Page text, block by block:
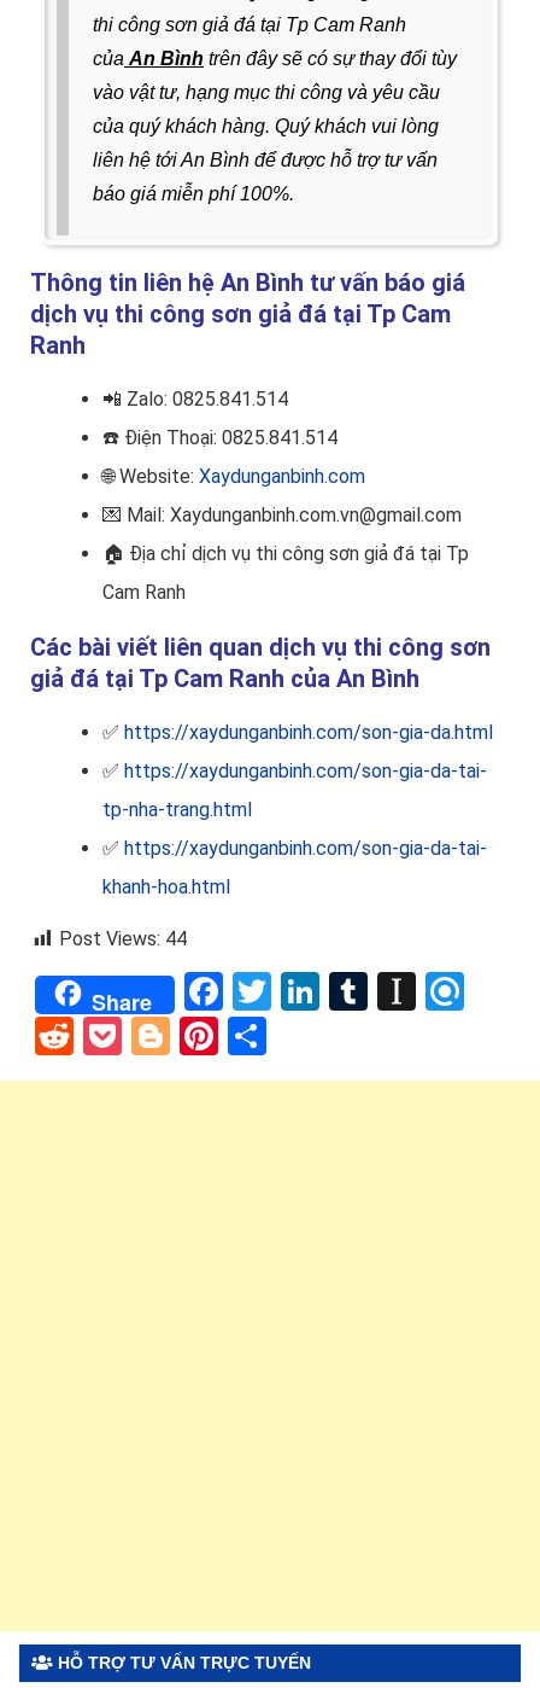
thi công sơn giả đá tại Tp Cam Ranh
của An Bình trên đây sẽ có sự thay đổi tùy
vào vật tư, hạng mục thi công và yêu cầu
của quý khách hàng. Quý khách vui lòng
liên hệ tới An Bình để được hỗ trợ tư vấn
báo giá miễn phí 100%.
Thông tin liên hệ An Bình tư vấn báo giá
dịch vụ thi công sơn giả đá tại Tp Cam
Ranh
📲 Zalo: 0825.841.514
☎️ Điện Thoại: 0825.841.514
🌐 Website: Xaydunganbinh.com
💌 Mail: Xaydunganbinh.com.vn@gmail.com
🏠 Địa chỉ dịch vụ thi công sơn giả đá tại Tp
Cam Ranh
Các bài viết liên quan dịch vụ thi công sơn
giả đá tại Tp Cam Ranh của An Bình
✅ https://xaydunganbinh.com/son-gia-da.html
✅ https://xaydunganbinh.com/son-gia-da-tai-
tp-nha-trang.html
✅ https://xaydunganbinh.com/son-gia-da-tai-
khanh-hoa.html
Post Views: 44
Share Facebook
TwitterLinkedIn
Tumblr
RedditPocket
BloggerPinterest
HỖ TRỢ TƯ VẤN TRỰC TUYẾN